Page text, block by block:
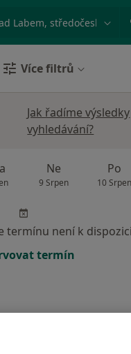
region
Více filtrů
Jak řadíme výsledky
vyhledávání?
Ne
9 Srpen
Po
10 Srpen
termínu není k dispozici
termín